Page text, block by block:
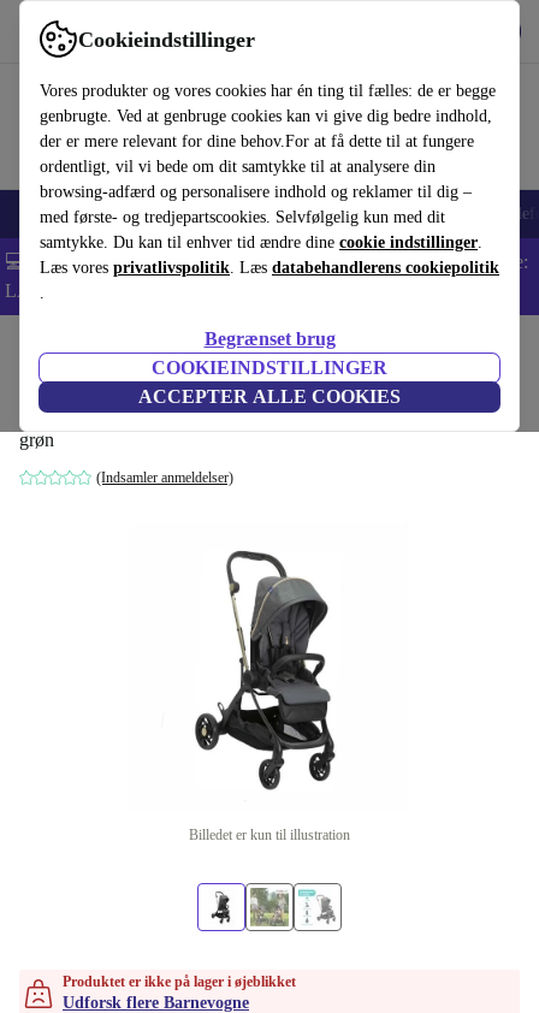
Cookieindstillinger
Vores produkter og vores cookies har én ting til fælles: de er begge
genbrugte. Ved at genbruge cookies kan vi give dig bedre indhold,
der er mere relevant for dine behov.For at få dette til at fungere
ordentligt, vil vi bede om dit samtykke til at analysere din
browsing-adfærd og personalisere indhold og reklamer til dig –
med første- og tredjepartscookies. Selvfølgelig kun med dit
samtykke. Du kan til enhver tid ændre dine cookie indstillinger.
Læs vores privatlivspolitik. Læs databehandlerens cookiepolitik
.
Begrænset brug
COOKIEINDSTILLINGER
ACCEPTER ALLE COOKIES
Brug refurbed hurtigt og nemt
Smartphones Bærbare Tablets Smartwatches Tilbehør
💻 Ekstra 5% rabat på alle MacBooks og bærbare computere - Kode:
LAPTOP5 -
Barnevogne & Klapvogne
Chicco One4Ever barnevogn
grøn
(Indsamler anmeldelser)
Billedet er kun til illustration
Produktet er ikke på lager i øjeblikket
Udforsk flere Barnevogne